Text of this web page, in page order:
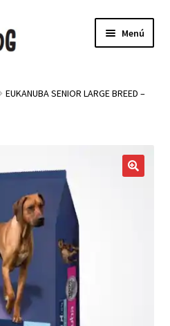
Menú
EUKANUBA SENIOR LARGE BREED –